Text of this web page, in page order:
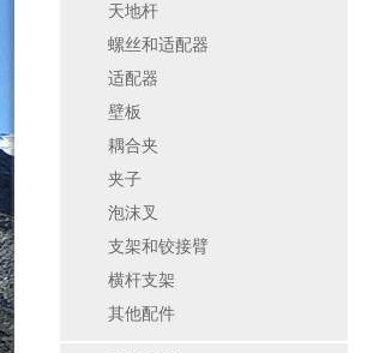
天地杆
螺丝和适配器
适配器
壁板
耦合夹
夹子
泡沫叉
支架和铰接臂
横杆支架
其他配件